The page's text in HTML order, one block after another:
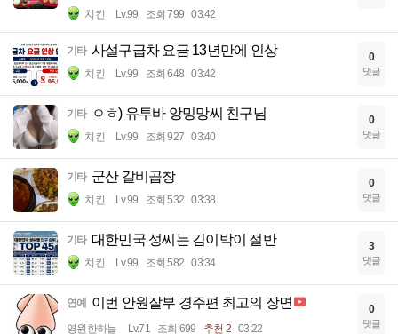
치킨 Lv.99 조회 799 03:42
기타 사설구급차 요금 13년만에 인상
치킨 Lv.99 조회 648 03:42
0
댓글
기타 ㅇㅎ) 유투바 앙밍망씨 친구님
치킨 Lv.99 조회 927 03:40
0
댓글
기타 군산 갈비곱창
치킨 Lv.99 조회 532 03:38
0
댓글
기타 대한민국 성씨는 김이박이 절반
치킨 Lv.99 조회 582 03:34
3
댓글
연예 이번 안원잘부 경주편 최고의 장면
영원한하늘 Lv.71 조회 699 추천 2 03:22
0
댓글